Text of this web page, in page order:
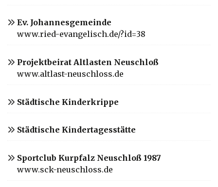
Ev. Johannesgemeinde
www.ried-evangelisch.de/?id=38
Projektbeirat Altlasten Neuschloß
www.altlast-neuschloss.de
Städtische Kinderkrippe
Städtische Kindertagesstätte
Sportclub Kurpfalz Neuschloß 1987
www.sck-neuschloss.de